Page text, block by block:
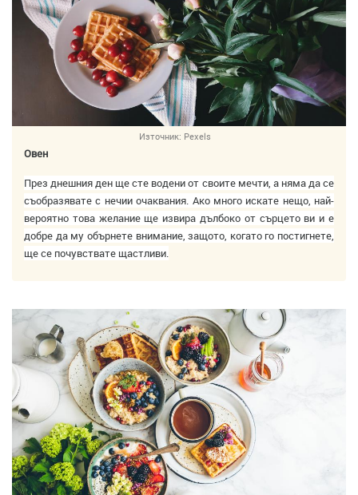
Източник: Pexels
Овен
През днешния ден ще сте водени от своите мечти, а няма да се
съобразявате с нечии очаквания. Ако много искате нещо, най-
вероятно това желание ще извира дълбоко от сърцето ви и е
добре да му обърнете внимание, защото, когато го постигнете,
ще се почувствате щастливи.